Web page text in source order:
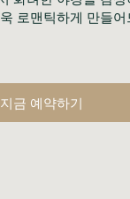
로맨틱하게 만들
지금 예약하기